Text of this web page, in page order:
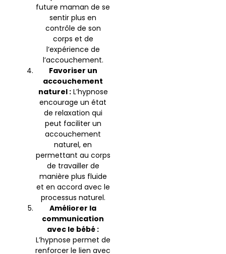
future maman de se
sentir plus en
contrôle de son
corps et de
l’expérience de
l’accouchement.
Favoriser un
accouchement
naturel :L’hypnose
encourage un état
de relaxation qui
peut faciliter un
accouchement
naturel, en
permettant au corps
de travailler de
manière plus fluide
et en accord avec le
processus naturel.
Améliorer la
communication
avec le bébé :
L’hypnose permet de
renforcer le lien avec